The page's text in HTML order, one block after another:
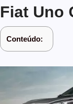
Fiat Uno
Conteúdo: